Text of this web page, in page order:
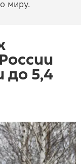
миру.
до 5,4